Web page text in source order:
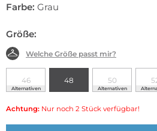
Farbe: Grau
Größe:
Welche Größe passt mir?
46
Alternativen
48 50
Alternativen
Achtung: Nur noch 2 Stück verfügbar!